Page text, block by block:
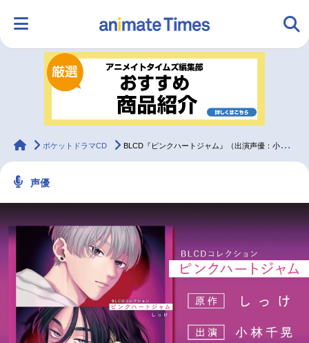
ランキング アニメ
ラジオ みんなの声
配信・Vtuber
最新記事一覧
アニメ記事一覧 声優記事一覧
アニメ映画一覧 実写化映画一覧
animateTimes
ポケットドラマCD BLCD『ピンクハートジャム』（出演声優：小林千晃 田丸篤志 他）が配信・データ販売開始！
声優